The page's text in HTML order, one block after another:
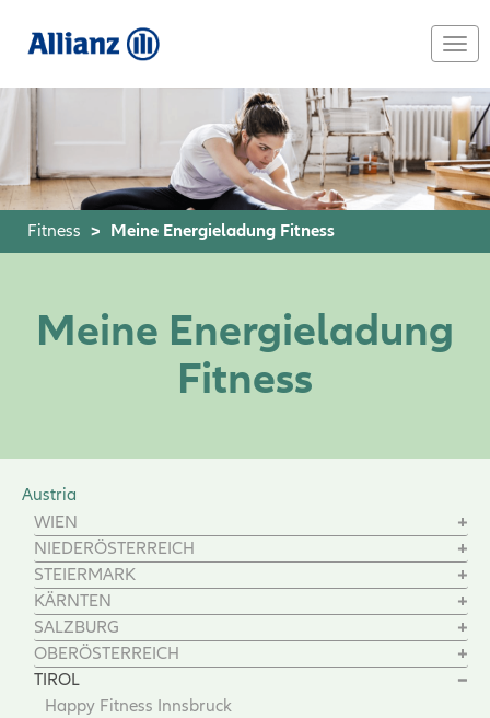
content
Fitness Meine Energieladung Fitness
Meine Energieladung
Fitness
Austria
WIEN
NIEDERÖSTERREICH
STEIERMARK
KÄRNTEN
SALZBURG
OBERÖSTERREICH
TIROL
Happy Fitness Innsbruck